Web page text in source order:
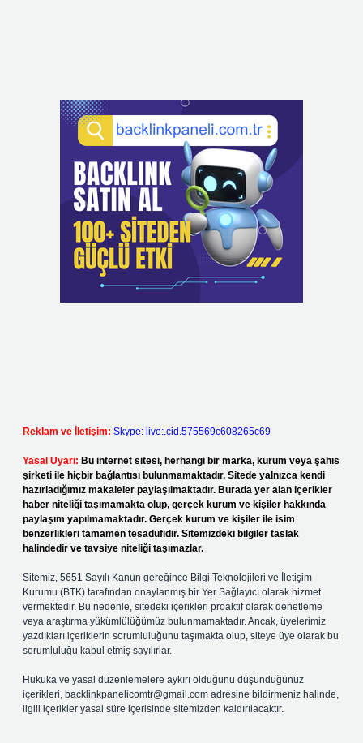
Reklam ve İletişim: Skype: live:.cid.575569c608265c69
Yasal Uyarı: Bu internet sitesi, herhangi bir marka, kurum veya şahıs
şirketi ile hiçbir bağlantısı bulunmamaktadır. Sitede yalnızca kendi
hazırladığımız makaleler paylaşılmaktadır. Burada yer alan içerikler
haber niteliği taşımamakta olup, gerçek kurum ve kişiler hakkında
paylaşım yapılmamaktadır. Gerçek kurum ve kişiler ile isim
benzerlikleri tamamen tesadüfidir. Sitemizdeki bilgiler taslak
halindedir ve tavsiye niteliği taşımazlar.
Sitemiz, 5651 Sayılı Kanun gereğince Bilgi Teknolojileri ve İletişim
Kurumu (BTK) tarafından onaylanmış bir Yer Sağlayıcı olarak hizmet
vermektedir. Bu nedenle, sitedeki içerikleri proaktif olarak denetleme
veya araştırma yükümlülüğümüz bulunmamaktadır. Ancak, üyelerimiz
yazdıkları içeriklerin sorumluluğunu taşımakta olup, siteye üye olarak bu
sorumluluğu kabul etmiş sayılırlar.
Hukuka ve yasal düzenlemelere aykırı olduğunu düşündüğünüz
içerikleri, backlinkpanelicomtr@gmail.com adresine bildirmeniz halinde,
ilgili içerikler yasal süre içerisinde sitemizden kaldırılacaktır.